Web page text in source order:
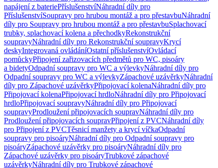
napájení z bateriePříslušenstvíNáhradní díly pro
PříslušenstvíSoupravy pro hrubou montáž a pro přestavbuNáhradní
díly pro Soupravy pro hrubou montáž a pro přestavbuSplachovací
trubky, splachovací kolena a přechodkyRekonstrukční
soupravyNáhradní díly pro Rekonstrukční soupravyKrycí
deskyIntegrovaná ovládáníOstatní příslušenstvíOvládací
pomůckyPřipojení zařizovacích předmětů pro WC, pisoáry
a bidetyOdpadní soupravy pro WC a výlevkyNáhradní díly pro
Odpadní soupravy pro WC a výlevkyZápachové uzávěrkyNáhradní
díly pro Zápachové uzávěrkyPřipojovací kolenaNáhradní díly pro
Připojovací kolenaPřipojovací hrdloNáhradní díly pro Připojovací
hrdloPřipojovací soupravyNáhradní díly pro Připojovací
soupravyProdloužení připojovacích soupravNáhradní díly pro
Prodloužení připojovacích soupravPřipojení z PVCNáhradní díly
pro Připojení z PVCTěsnicí manžety a krycí víčkaOdpadní
soupravy pro pisoáryNáhradní díly pro Odpadní soupravy pro
pisoáryZápachové uzávěrky pro pisoáryNáhradní díly pro
Zápachové uzávěrky pro pisoáryTrubkové zápachové
uzávěrkyNáhradní díly pro Trubkové zápachové